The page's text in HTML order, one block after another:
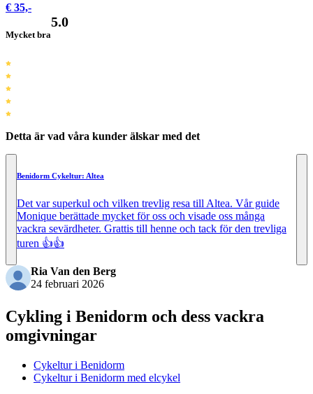
€ 35,-
Mycket bra
5.0
Detta är vad våra kunder älskar med det
Benidorm Cykeltur: Altea
Det var superkul och vilken trevlig resa till Altea. Vår guide
Monique berättade mycket för oss och visade oss många
vackra sevärdheter. Grattis till henne och tack för den trevliga
turen 👍👍
Ria Van den Berg
24 februari 2026
Cykling i Benidorm och dess vackra
omgivningar
Cykeltur i Benidorm
Cykeltur i Benidorm med elcykel